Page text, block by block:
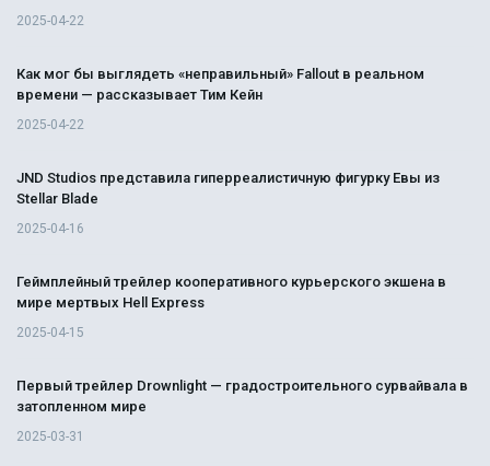
2025-04-22
Как мог бы выглядеть «неправильный» Fallout в реальном
времени — рассказывает Тим Кейн
2025-04-22
JND Studios представила гиперреалистичную фигурку Евы из
Stellar Blade
2025-04-16
Геймплейный трейлер кооперативного курьерского экшена в
мире мертвых Hell Express
2025-04-15
Первый трейлер Drownlight — градостроительного сурвайвала в
затопленном мире
2025-03-31